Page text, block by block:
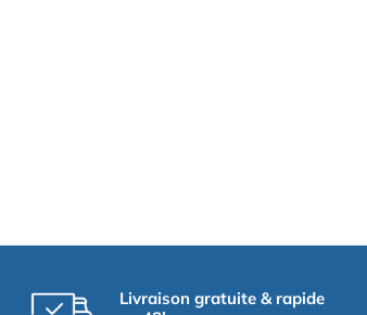
Livraison gratuite & rapide